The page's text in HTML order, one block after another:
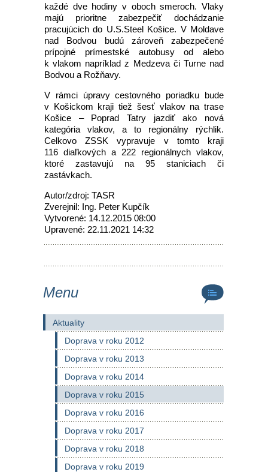
každé dve hodiny v oboch smeroch. Vlaky
majú prioritne zabezpečiť dochádzanie
pracujúcich do U.S.Steel Košice. V Moldave
nad Bodvou budú zároveň zabezpečené
prípojné prímestské autobusy od alebo
k vlakom napríklad z Medzeva či Turne nad
Bodvou a Rožňavy.
V rámci úpravy cestovného poriadku bude
v Košickom kraji tiež šesť vlakov na trase
Košice – Poprad Tatry jazdiť ako nová
kategória vlakov, a to regionálny rýchlik.
Celkovo ZSSK vypravuje v tomto kraji
116 diaľkových a 222 regionálnych vlakov,
ktoré zastavujú na 95 staniciach či
zastávkach.
Autor/zdroj: TASR
Zverejnil: Ing. Peter Kupčík
Vytvorené: 14.12.2015 08:00
Upravené: 22.11.2021 14:32
Menu
Aktuality
Doprava v roku 2012
Doprava v roku 2013
Doprava v roku 2014
Doprava v roku 2015
Doprava v roku 2016
Doprava v roku 2017
Doprava v roku 2018
Doprava v roku 2019